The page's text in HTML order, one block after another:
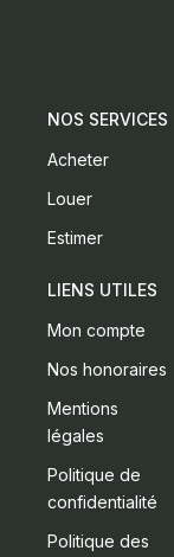
NOS SERVICES
Acheter
Louer
Estimer
LIENS UTILES
Mon compte
Nos honoraires
Mentions
légales
Politique de
confidentialité
Politique des